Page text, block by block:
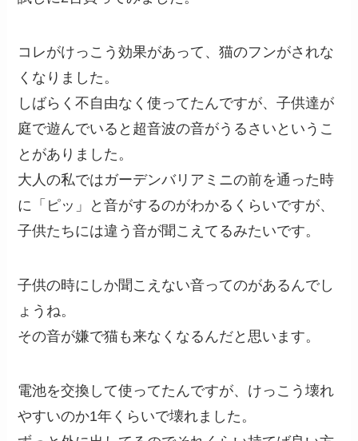
コレがけっこう効果があって、猫のフンがされな
くなりました。
しばらく不自由なく使ってたんですが、子供達が
庭で遊んでいると超音波の音がうるさいというこ
とがありました。
大人の私ではガーデンバリアミニの前を通った時
に「ピッ」と音がするのがわかるくらいですが、
子供たちには違う音が聞こえてるみたいです。
子供の時にしか聞こえない音ってのがあるんでし
ょうね。
その音が嫌で猫も来なくなるんだと思います。
電池を交換して使ってたんですが、けっこう壊れ
やすいのか1年くらいで壊れました。